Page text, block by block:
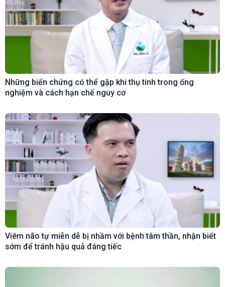
Những biến chứng có thể gặp khi thụ tinh trong ống
nghiệm và cách hạn chế nguy cơ
Viêm não tự miễn dễ bị nhầm với bệnh tâm thần, nhận biết
sớm để tránh hậu quả đáng tiếc